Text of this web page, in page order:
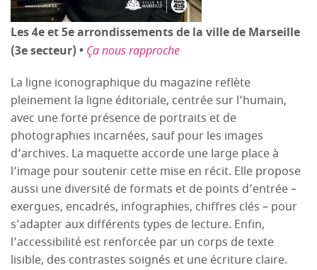
Les 4e et 5e arrondissements de la ville de Marseille
(3e secteur) • Ça nous rapproche
La ligne iconographique du magazine reflète
pleinement la ligne éditoriale, centrée sur l’humain,
avec une forte présence de portraits et de
photographies incarnées, sauf pour les images
d’archives. La maquette accorde une large place à
l’image pour soutenir cette mise en récit. Elle propose
aussi une diversité de formats et de points d’entrée –
exergues, encadrés, infographies, chiffres clés – pour
s’adapter aux différents types de lecture. Enfin,
l’accessibilité est renforcée par un corps de texte
lisible, des contrastes soignés et une écriture claire.